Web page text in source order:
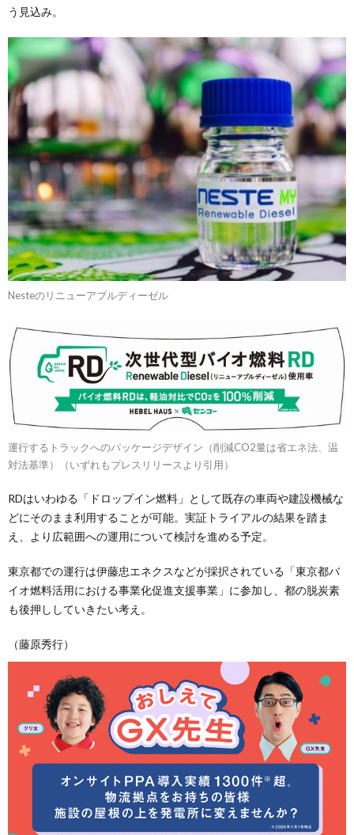
う見込み。
Nesteのリニューアブルディーゼル
運行するトラックへのパッケージデザイン（削減CO2量は省エネ法、温
対法基準）（いずれもプレスリリースより引用）
RDはいわゆる「ドロップイン燃料」として既存の車両や建設機械な
どにそのまま利用することが可能。実証トライアルの結果を踏ま
え、より広範囲への運用について検討を進める予定。
東京都での運行は伊藤忠エネクスなどが採択されている「東京都バ
イオ燃料活用における事業化促進支援事業」に参加し、都の脱炭素
も後押ししていきたい考え。
（藤原秀行）